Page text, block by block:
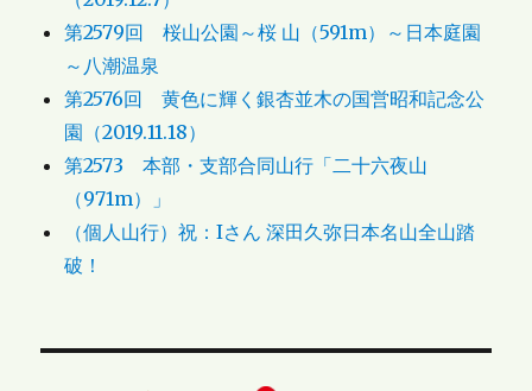
第2579回 桜山公園～桜 山（591m）～日本庭園
～八潮温泉
第2576回 黄色に輝く銀杏並木の国営昭和記念公
園（2019.11.18）
第2573 本部・支部合同山行「二十六夜山
（971m）」
（個人山行）祝：Iさん 深田久弥日本名山全山踏
破！